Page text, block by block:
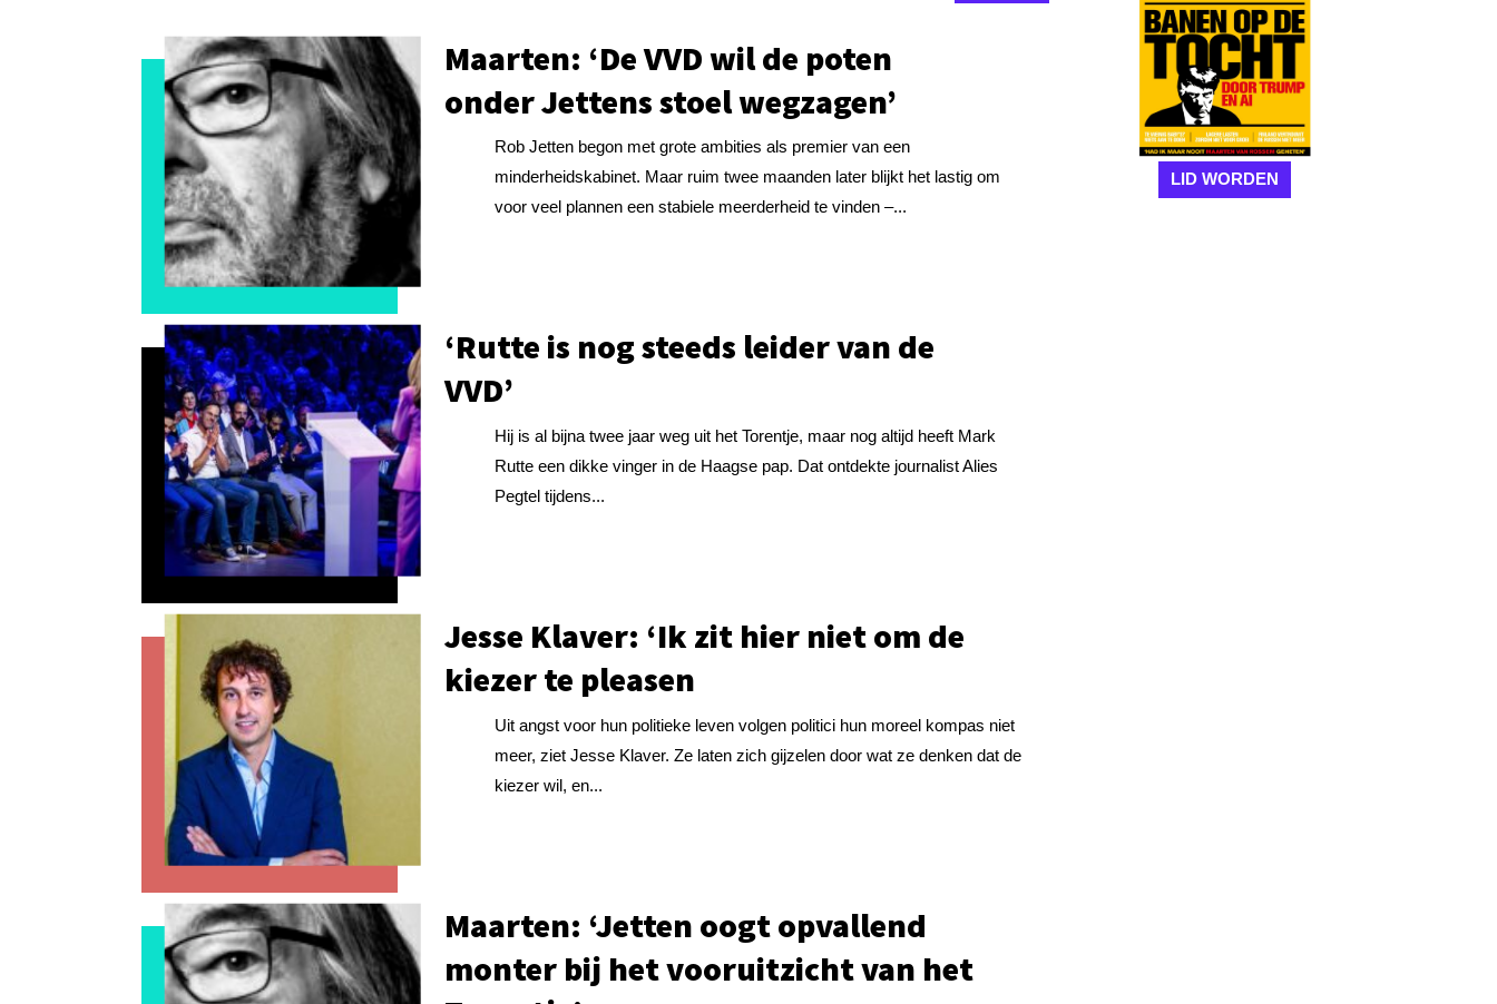
Maarten: ‘De VVD wil de poten
onder Jettens stoel wegzagen’
Rob Jetten begon met grote ambities als premier van een
minderheidskabinet. Maar ruim twee maanden later blijkt het lastig om
voor veel plannen een stabiele meerderheid te vinden –...
‘Rutte is nog steeds leider van de
VVD’
Hij is al bijna twee jaar weg uit het Torentje, maar nog altijd heeft Mark
Rutte een dikke vinger in de Haagse pap. Dat ontdekte journalist Alies
Pegtel tijdens...
Jesse Klaver: ‘Ik zit hier niet om de
kiezer te pleasen
Uit angst voor hun politieke leven volgen politici hun moreel kompas niet
meer, ziet Jesse Klaver. Ze laten zich gijzelen door wat ze denken dat de
kiezer wil, en...
Maarten: ‘Jetten oogt opvallend
monter bij het vooruitzicht van het
LID WORDEN